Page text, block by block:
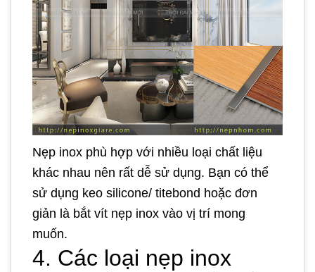
Nẹp inox phù hợp với nhiều loại chất liệu
khác nhau nên rất dễ sử dụng. Bạn có thể
sử dụng keo silicone/ titebond hoặc đơn
giản là bắt vít nẹp inox vào vị trí mong
muốn.
4. Các loại nẹp inox